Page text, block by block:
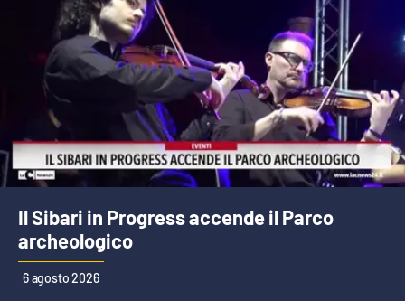
Vibo Valentia
Reggio Calabria
Cosenza
Lamezia Terme
PROGETTI
SPECIALI
Buona Sanità Calabria
Il Sibari in Progress accende il Parco
archeologico
6 agosto 2026